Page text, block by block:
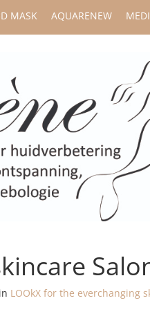
MASK AQUARENEW
in LOOkX for the everchanging